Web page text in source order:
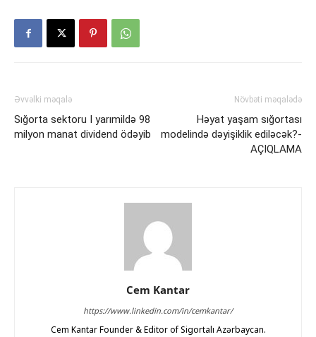
Əvvəlki məqalə
Sığorta sektoru I yarımildə 98
milyon manat dividend ödəyib
Növbəti məqalədə
Həyat yaşam sığortası
modelində dəyişiklik ediləcək?-
AÇIQLAMA
Cem Kantar
https://www.linkedin.com/in/cemkantar/
Cem Kantar Founder & Editor of Sigortalı Azərbaycan.